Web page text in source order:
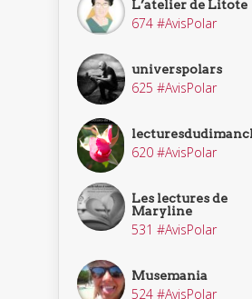
L’atelier de Litote
674 #AvisPolar
universpolars
625 #AvisPolar
620 #AvisPolar
Les lectures de
Maryline
531 #AvisPolar
Musemania
524 #AvisPolar